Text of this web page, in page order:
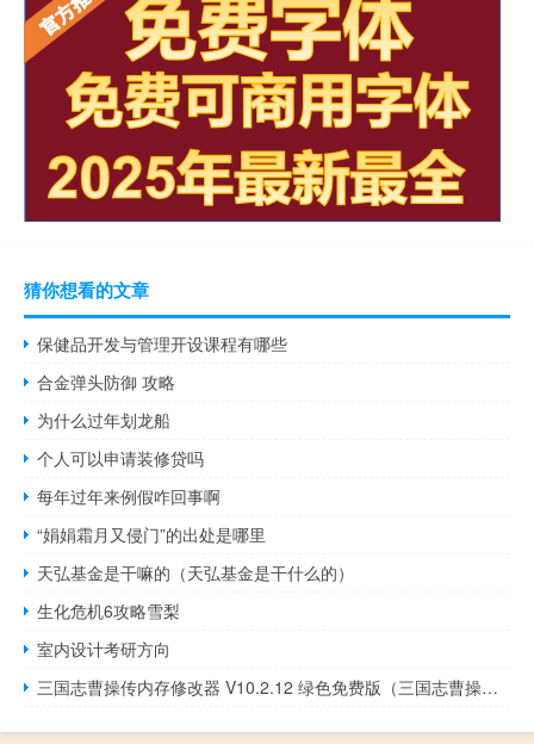
猜你想看的文章
保健品开发与管理开设课程有哪些
合金弹头防御 攻略
为什么过年划龙船
个人可以申请装修贷吗
每年过年来例假咋回事啊
“娟娟霜月又侵门”的出处是哪里
天弘基金是干嘛的（天弘基金是干什么的）
生化危机6攻略雪梨
室内设计考研方向
三国志曹操传内存修改器 V10.2.12 绿色免费版（三国志曹操传内存修改器 V10.2.12 绿色免费版功能简介）